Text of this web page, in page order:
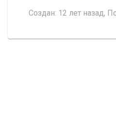
Создан: 12 лет назад,